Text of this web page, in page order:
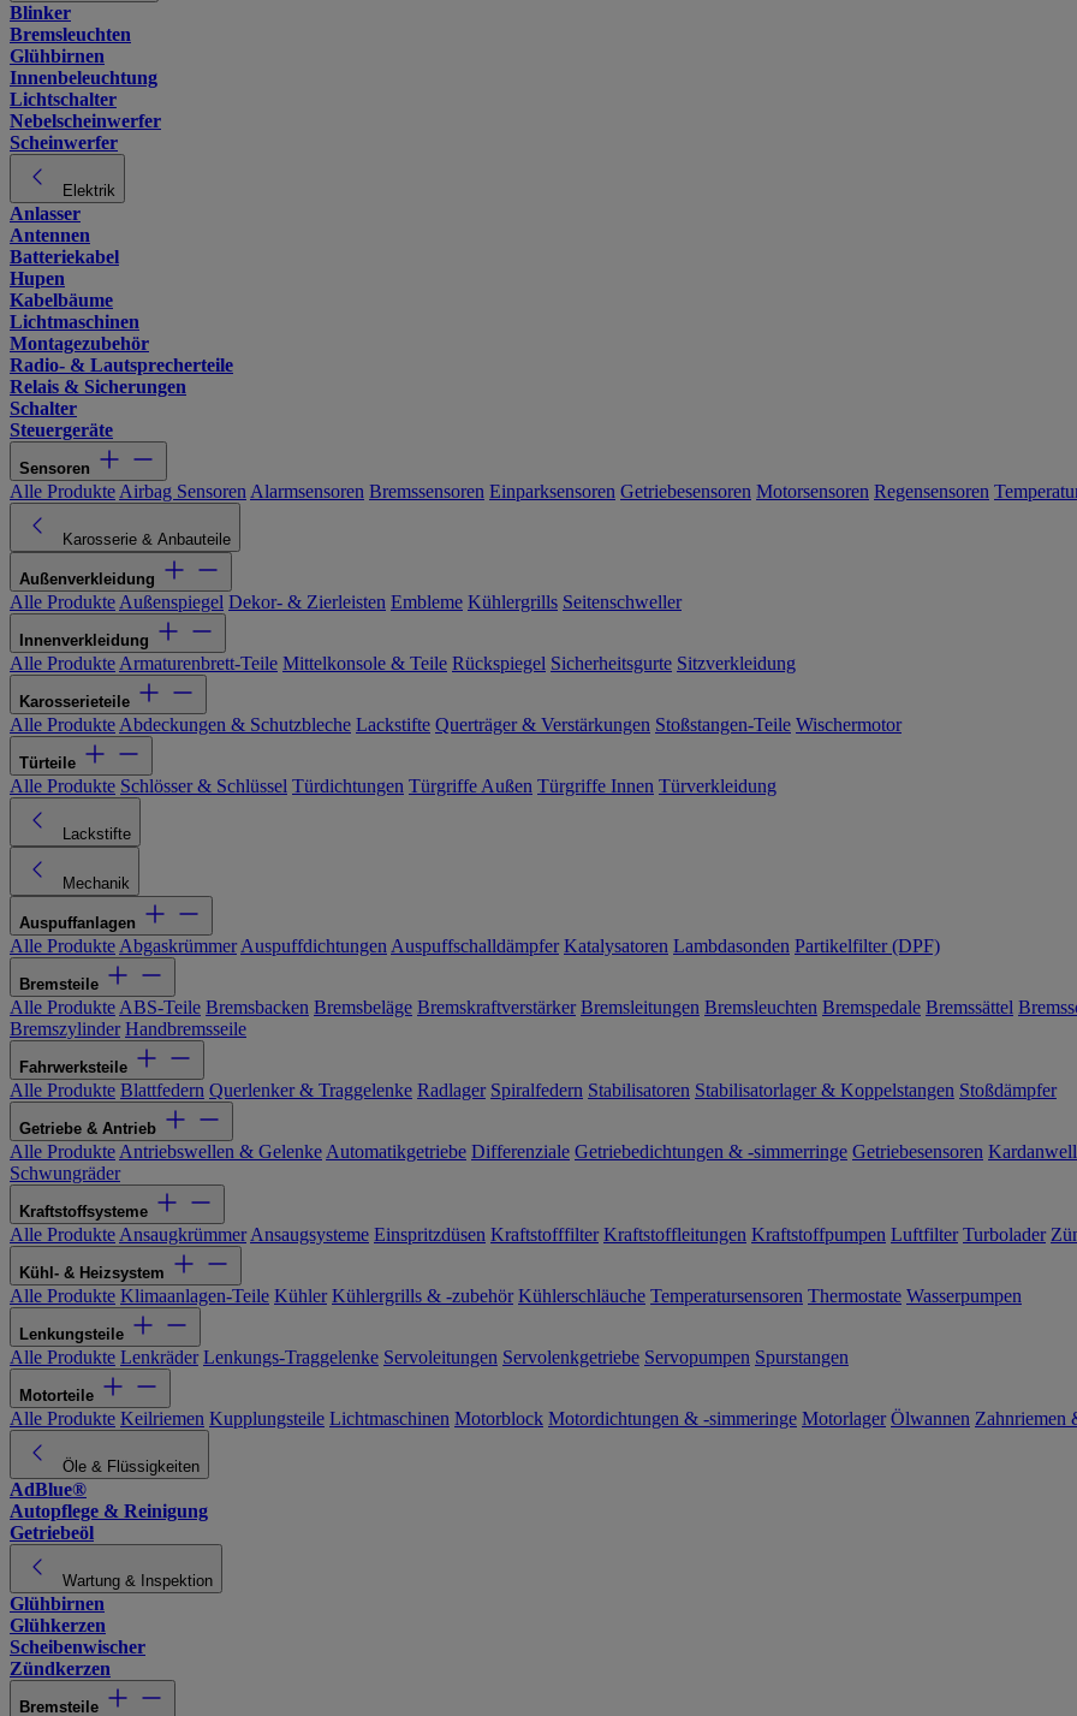
Blinker
Bremsleuchten
Glühbirnen
Innenbeleuchtung
Lichtschalter
Nebelscheinwerfer
Scheinwerfer
Elektrik
Anlasser
Antennen
Batteriekabel
Hupen
Kabelbäume
Lichtmaschinen
Montagezubehör
Radio- & Lautsprecherteile
Relais & Sicherungen
Schalter
Steuergeräte
Sensoren
Alle Produkte Airbag Sensoren Alarmsensoren Bremssensoren Einparksensoren Getriebesensoren Motorsensoren Regensensoren
Karosserie & Anbauteile
Außenverkleidung
Alle Produkte Außenspiegel Dekor- & Zierleisten Embleme Kühlergrills Seitenschweller
Innenverkleidung
Alle Produkte Armaturenbrett-Teile Mittelkonsole & Teile Rückspiegel Sicherheitsgurte Sitzverkleidung
Karosserieteile
Alle Produkte Abdeckungen & Schutzbleche Lackstifte Querträger & Verstärkungen Stoßstangen-Teile Wischermotor
Türteile
Alle Produkte Schlösser & Schlüssel Türdichtungen Türgriffe Außen Türgriffe Innen Türverkleidung
Lackstifte
Mechanik
Auspuffanlagen
Alle Produkte Abgaskrümmer Auspuffdichtungen Auspuffschalldämpfer Katalysatoren Lambdasonden Partikelfilter (DPF)
Bremsteile
Alle Produkte ABS-Teile Bremsbacken Bremsbeläge Bremskraftverstärker Bremsleitungen Bremsleuchten Bremspedale Bremssättel
Bremszylinder Handbremsseile
Fahrwerksteile
Alle Produkte Blattfedern Querlenker & Traggelenke Radlager Spiralfedern Stabilisatoren Stabilisatorlager & Koppelstangen Stoßdämpfer
Getriebe & Antrieb
Alle Produkte Antriebswellen & Gelenke Automatikgetriebe Differenziale Getriebedichtungen & -simmerringe Getriebesensoren
Schwungräder
Kraftstoffsysteme
Alle Produkte Ansaugkrümmer Ansaugsysteme Einspritzdüsen Kraftstofffilter Kraftstoffleitungen Kraftstoffpumpen Luftfilter Turbolader
Kühl- & Heizsystem
Alle Produkte Klimaanlagen-Teile Kühler Kühlergrills & -zubehör Kühlerschläuche Temperatursensoren Thermostate Wasserpumpen
Lenkungsteile
Alle Produkte Lenkräder Lenkungs-Traggelenke Servoleitungen Servolenkgetriebe Servopumpen Spurstangen
Motorteile
Alle Produkte Keilriemen Kupplungsteile Lichtmaschinen Motorblock Motordichtungen & -simmeringe Motorlager Ölwannen Zahnriemen
Öle & Flüssigkeiten
AdBlue®
Autopflege & Reinigung
Getriebeöl
Wartung & Inspektion
Glühbirnen
Glühkerzen
Scheibenwischer
Zündkerzen
Bremsteile